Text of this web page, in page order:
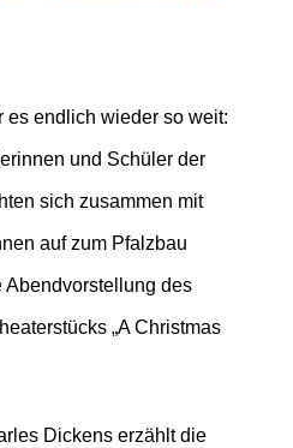
es endlich wieder so weit:
und Schüler der
sich zusammen mit
auf zum Pfalzbau
Abendvorstellung des
„A Christmas
Dickens erzählt die